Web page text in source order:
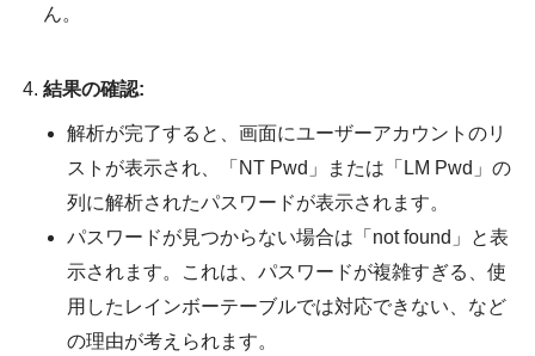
ん。
結果の確認:
解析が完了すると、画面にユーザーアカウントのリ
ストが表示され、「NT Pwd」または「LM Pwd」の
列に解析されたパスワードが表示されます。
パスワードが見つからない場合は「not found」と表
示されます。これは、パスワードが複雑すぎる、使
用したレインボーテーブルでは対応できない、など
の理由が考えられます。